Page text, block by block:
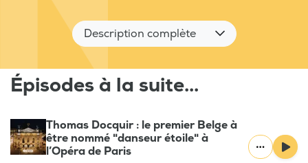
Description complète
Épisodes à la suite...
Thomas Docquir : le premier Belge à
être nommé "danseur étoile" à
l’Opéra de Paris